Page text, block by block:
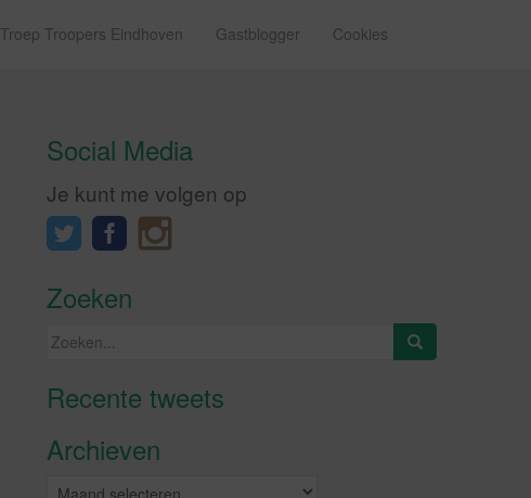
Troep Troopers Eindhoven Gastblogger Cookies
Social Media
Je kunt me volgen op
Zoeken
Zoeken
Recente tweetsKlik om marketing cookies te
Archieven
Archieven